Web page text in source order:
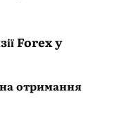
Forex у
отримання